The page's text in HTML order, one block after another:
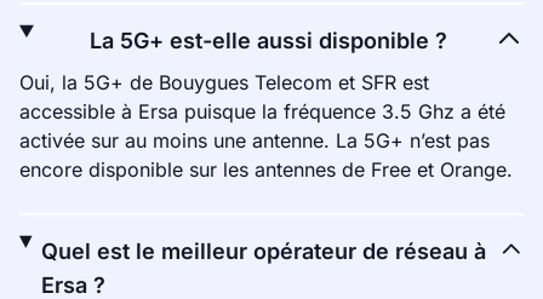
La 5G+ est-elle aussi disponible ?
Oui, la 5G+ de Bouygues Telecom et SFR est
accessible à Ersa puisque la fréquence 3.5 Ghz a été
activée sur au moins une antenne. La 5G+ n’est pas
encore disponible sur les antennes de Free et Orange.
Quel est le meilleur opérateur de réseau à
Ersa ?